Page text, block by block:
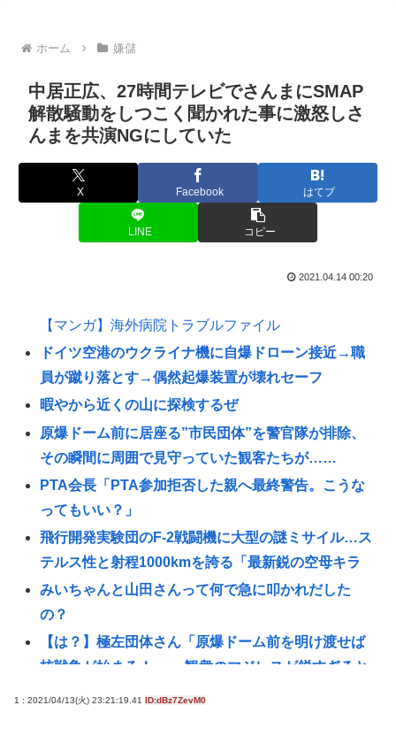
ホーム 嫌儲
中居正広、27時間テレビでさんまにSMAP
解散騒動をしつこく聞かれた事に激怒しさ
んまを共演NGにしていた
X Facebook はてブ
LINE コピー
2021.04.14 00:20
【マンガ】海外病院トラブルファイル
ドイツ空港のウクライナ機に自爆ドローン接近→職
員が蹴り落とす→偶然起爆装置が壊れセーフ
暇やから近くの山に探検するぜ
原爆ドーム前に居座る”市民団体”を警官隊が排除、
その瞬間に周囲で見守っていた観客たちが……
PTA会長「PTA参加拒否した親へ最終警告。こうな
ってもいい？」
飛行開発実験団のF-2戦闘機に大型の謎ミサイル…ス
テルス性と射程1000kmを誇る「最新鋭の空母キラ
みいちゃんと山田さんって何で急に叩かれだした
の？
【は？】極左団体さん「原爆ドーム前を明け渡せば
核戦争が始まる！」→ 観衆のマジレスが鋭すぎると
1 : 2021/04/13(火) 23:21:19.41 ID:dBz7ZevM0